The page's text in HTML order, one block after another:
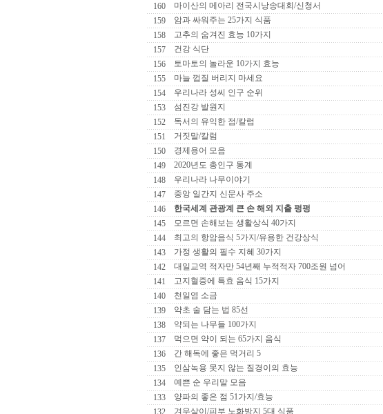
160
마이산의 메아리 전국시낭송대회/신청서
159
암과 싸워주는 25가지 식품
158
고추의 숨겨진 효능 10가지
157
건강 식단
156
토마토의 놀라운 10가지 효능
155
마늘 껍질 버리지 마세요
154
우리나라 성씨 인구 순위
153
섬진강 발원지
152
독서의 유익한 점/칼럼
151
거짓말/칼럼
150
경제용어 모음
149
2020년도 총인구 통계
148
우리나라 나무이야기
147
중앙 일간지 신문사 주소
146
한국세계 관광계 큰 손 해외 지출 펑펑
145
모르면 손해보는 생활상식 40가지
144
최고의 항암음식 5가지/유용한 건강상식
143
가정 생활의 필수 지혜 30가지
142
대일교역 적자만 54년째 누적적자 700조원 넘어
141
고지혈증에 특효 음식 15가지
140
천일염 소금
139
약초 술 담는 법 85선
138
약되는 나무들 100가지
137
먹으면 약이 되는 65가지 음식
136
간 해독에 좋은 먹거리 5
135
인삼녹용 못지 않는 질경이의 효능
134
예쁜 순 우리말 모음
133
양파의 좋은 점 51가지/효능
132
겨우살이/피부 노화방지 5대 식품